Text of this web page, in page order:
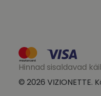
Hinnad sisaldavad
© 2026 VIZIONETTE.